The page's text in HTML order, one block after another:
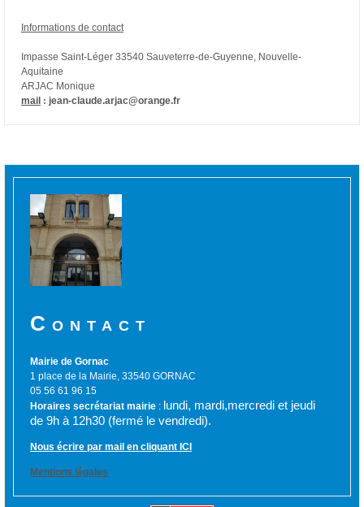
Informations de contact
Impasse Saint-Léger 33540 Sauveterre-de-Guyenne, Nouvelle-
Aquitaine
ARJAC Monique
mail : jean-claude.arjac@orange.fr
Contact
Mairie de Gornac
1 place de la Mairie, 33540 GORNAC
05 56 61 96 15
Horaires secrétariat mairie : lundi, mardi,mercredi et jeudi
de 9h à 12h30 (fermé le vendredi).
Nous écrire par mail en cliquant ICI
Mentions légales